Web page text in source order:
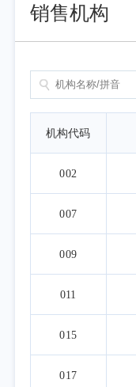
间区间。
销售机构
机构代码
002
007
009
011
015
017